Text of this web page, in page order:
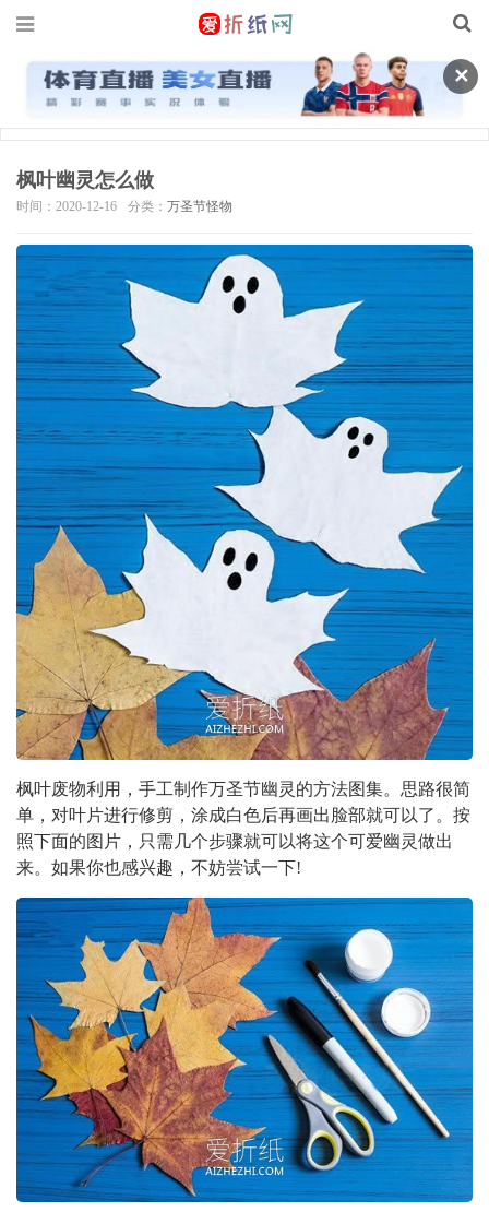
✕
枫叶幽灵怎么做
时间：2020-12-16 分类： 万圣节怪物
枫叶废物利用，手工制作万圣节幽灵的方法图集。思路很简
单，对叶片进行修剪，涂成白色后再画出脸部就可以了。按
照下面的图片，只需几个步骤就可以将这个可爱幽灵做出
来。如果你也感兴趣，不妨尝试一下!